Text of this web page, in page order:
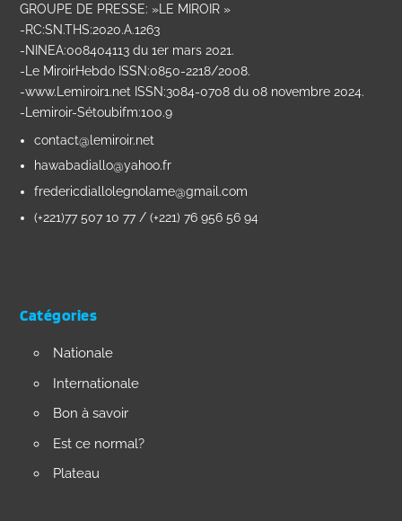
GROUPE DE PRESSE: »LE MIROIR »
-RC:SN.THS:2020.A.1263
-NINEA:008404113 du 1er mars 2021.
-Le MiroirHebdo ISSN:0850-2218/2008.
-www.Lemiroir1.net ISSN:3084-0708 du 08 novembre 2024.
-Lemiroir-Sétoubifm:100.9
contact@lemiroir.net
hawabadiallo@yahoo.fr
fredericdiallolegnolame@gmail.com
(+221)77 507 10 77 / (+221) 76 956 56 94
Catégories
Nationale
Internationale
Bon à savoir
Est ce normal?
Plateau